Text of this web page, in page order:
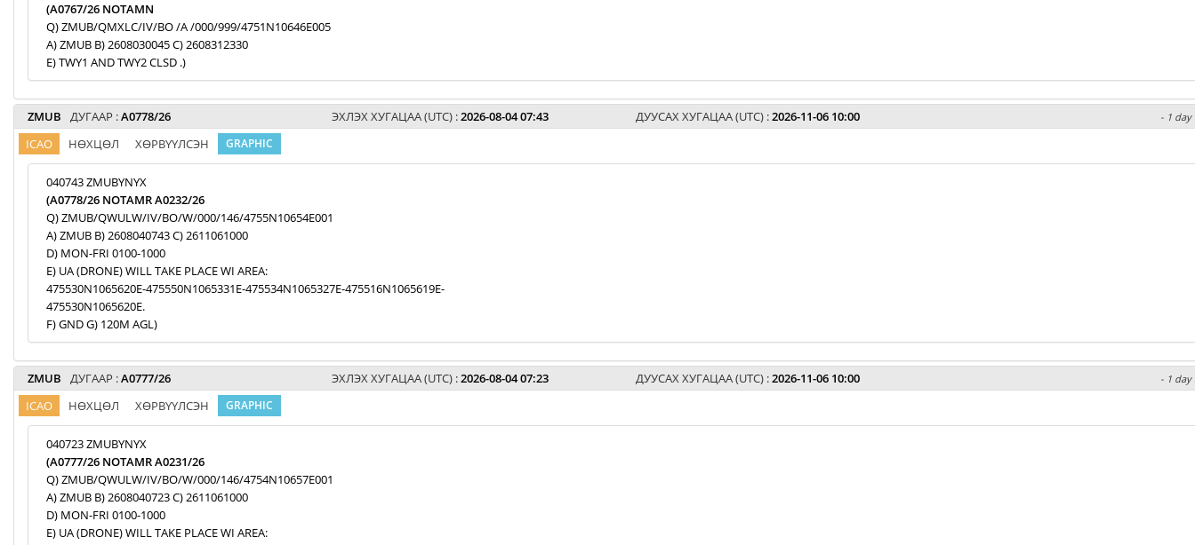
(A0767/26 NOTAMN
Q) ZMUB/QMXLC/IV/BO /A /000/999/4751N10646E005
A) ZMUB B) 2608030045 C) 2608312330
E) TWY1 AND TWY2 CLSD .)
ZMUB ДУГААР :A0778/26 ЭХЛЭХ ХУГАЦАА (UTC) :2026-08-04 07:43 ДУУСАХ ХУГАЦАА (UTC) :2026-11-06 10:00 - 1 day
ICAO НӨХЦӨЛ ХӨРВҮҮЛСЭН GRAPHIC
040743 ZMUBYNYX
(A0778/26 NOTAMR A0232/26
Q) ZMUB/QWULW/IV/BO/W/000/146/4755N10654E001
A) ZMUB B) 2608040743 C) 2611061000
D) MON-FRI 0100-1000
E) UA (DRONE) WILL TAKE PLACE WI AREA:
475530N1065620E-475550N1065331E-475534N1065327E-475516N1065619E-
475530N1065620E.
F) GND G) 120M AGL)
ZMUB ДУГААР :A0777/26 ЭХЛЭХ ХУГАЦАА (UTC) :2026-08-04 07:23 ДУУСАХ ХУГАЦАА (UTC) :2026-11-06 10:00 - 1 day
ICAO НӨХЦӨЛ ХӨРВҮҮЛСЭН GRAPHIC
040723 ZMUBYNYX
(A0777/26 NOTAMR A0231/26
Q) ZMUB/QWULW/IV/BO/W/000/146/4754N10657E001
A) ZMUB B) 2608040723 C) 2611061000
D) MON-FRI 0100-1000
E) UA (DRONE) WILL TAKE PLACE WI AREA: